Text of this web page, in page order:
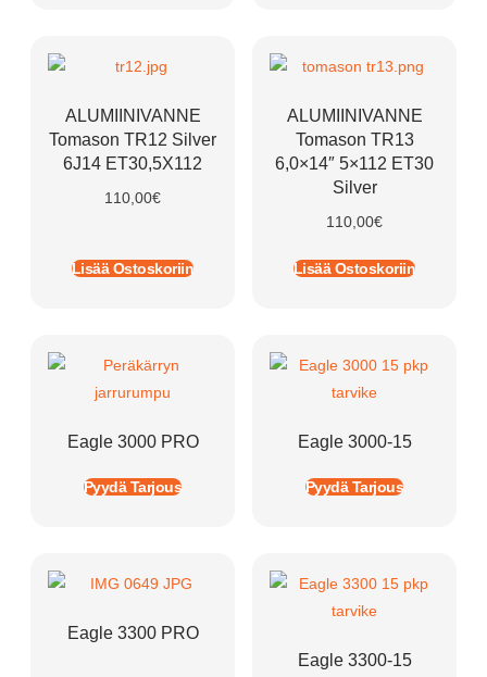
ALUMIINIVANNE
Tomason TR12 Silver
6J14 ET30,5X112
110,00€
Lisää Ostoskoriin
ALUMIINIVANNE
Tomason TR13
6,0×14″ 5×112 ET30
Silver
110,00€
Lisää Ostoskoriin
Eagle 3000 PRO
Pyydä Tarjous
Eagle 3000-15
Pyydä Tarjous
Eagle 3300 PRO
Eagle 3300-15